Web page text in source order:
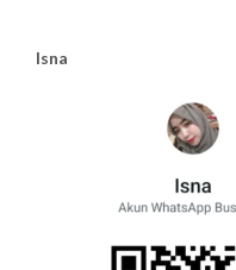
Isna